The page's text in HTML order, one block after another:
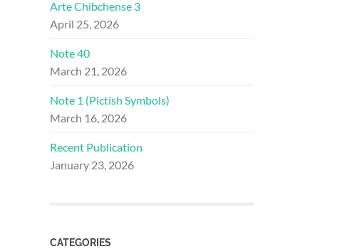
Arte Chibchense 3
April 25, 2026
Note 40
March 21, 2026
Note 1 (Pictish Symbols)
March 16, 2026
Recent Publication
January 23, 2026
CATEGORIES